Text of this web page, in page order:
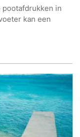
in
kan een